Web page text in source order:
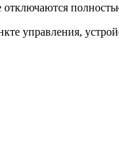
управления,